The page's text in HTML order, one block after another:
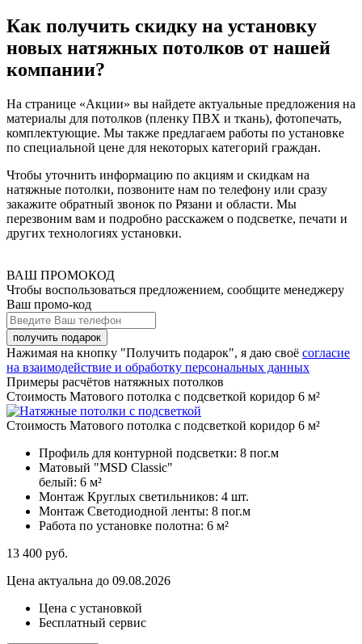
Как получить скидку на установку
новых натяжных потолков от нашей
компании?
На странице «Акции» вы найдете актуальные предложения на
материалы для потолков (пленку ПВХ и ткань), фотопечать,
комплектующие. Мы также предлагаем работы по установке
по специальной цене для некоторых категорий граждан.
Чтобы уточнить информацию по акциям и скидкам на
натяжные потолки, позвоните нам по телефону или сразу
закажите обратный звонок по Рязани и области. Мы
перезвоним вам и подробно расскажем о подсветке, печати и
других технологиях установки.
ВАШ ПРОМОКОД
Чтобы воспользоваться предложением, сообщите менеджеру
Ваш промо-код
Нажимая на кнопку "Получить подарок", я даю своё согласие
на взаимодействие и обработку персональных данных
Примеры расчётов натяжных потолков
Стоимость Матового потолка с подсветкой коридор 6 м²
Стоимость Матового потолка с подсветкой коридор 6 м²
Профиль для контурной подсветки: 8 пог.м
Матовый "MSD Classic"
белый: 6 м²
Монтаж Круглых светильников: 4 шт.
Монтаж Светодиодной ленты: 8 пог.м
Работа по установке полотна: 6 м²
13 400 руб.
Цена актуальна до 09.08.2026
Цена с установкой
Бесплатный сервис